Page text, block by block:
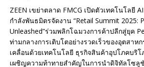
ZEEN เขย่าตลาด FMCG เปิดตัวเทคโนโลยี
กำลังพันธมิตรจัดงาน “Retail Summit 2025:
Unleashed”ร่วมพลิกโฉมวงการค้าปลีกสู่ยุค
ท่ามกลางการเติบโตอย่างรวดเร็วของอุตสาห
เคลื่อนด้วยเทคโนโลยี ธุรกิจสินค้าอุปโภคบริโ
เผชิญความท้าทายสำคัญในการนำดิจิทัลโซลู